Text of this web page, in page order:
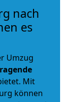
nach
es
Umzug
Mit
können